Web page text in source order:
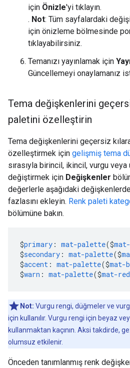
için Önizle'yi tıklayın.
. Not: Tüm sayfalardaki
için önizleme bölmesinde
tıklayabilirsiniz.
Temanızı yayınlamak için
Güncellemeyi onaylamanız
Tema değişkenlerini
paletini özelleştirin
Tema değişkenlerini geçersiz
özelleştirmek için gelişmiş tema
sırasıyla birincil, ikincil, vurgu veya
değiştirmek için Değişkenler
değerlerle aşağıdaki
fazlasını ekleyin. Renk paleti
bölümüne bakın.
$primary : mat-palette($
$secondary : mat-palette($
$accent : mat-palette($mat-
$warn : mat-palette($mat-red
Not: Vurgu rengi, düğmeler ve
için kullanılır. Vurgu rengi için beyaz
kullanmaktan kaçının. Aksi takdirde,
olumsuz etkilenir.
Önceden tanımlanmış renk